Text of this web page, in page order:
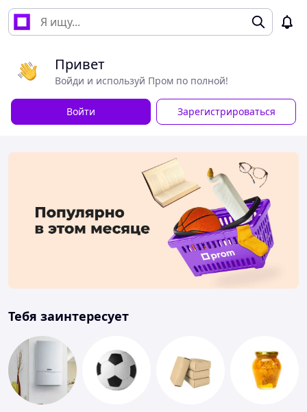
Привет
Войди и используй Пром по полной!
Войти Зарегистрироваться
Тебя заинтересует